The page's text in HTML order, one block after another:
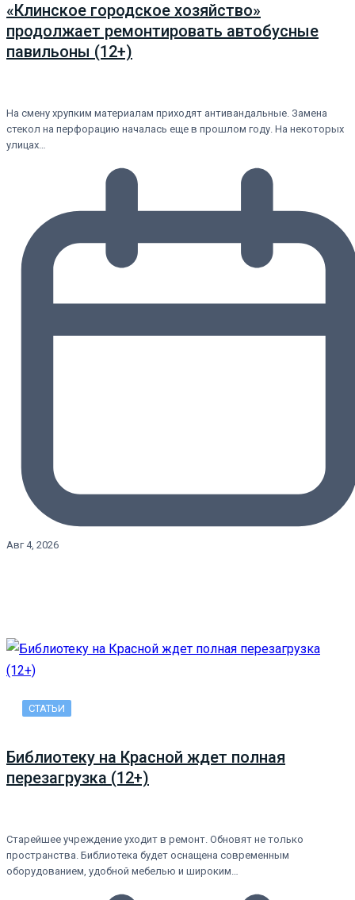
«Клинское городское хозяйство»
продолжает ремонтировать автобусные
павильоны (12+)
На смену хрупким материалам приходят антивандальные. Замена
стекол на перфорацию началась еще в прошлом году. На некоторых
улицах…
Авг 4, 2026
СТАТЬИ
Библиотеку на Красной ждет полная
перезагрузка (12+)
Старейшее учреждение уходит в ремонт. Обновят не только
пространства. Библиотека будет оснащена современным
оборудованием, удобной мебелью и широким…